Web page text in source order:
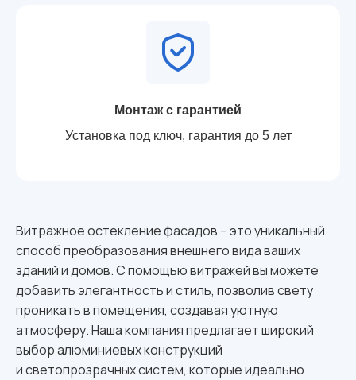
Монтаж с гарантией
Установка под ключ, гарантия до 5 лет
Витражное остекление фасадов – это уникальный
способ преобразования внешнего вида ваших
зданий и домов. С помощью витражей вы можете
добавить элегантность и стиль, позволив свету
проникать в помещения, создавая уютную
атмосферу. Наша компания предлагает широкий
выбор алюминиевых конструкций
и светопрозрачных систем, которые идеально